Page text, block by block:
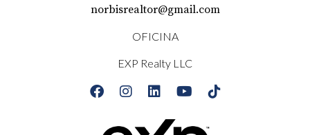
norbisrealtor@gmail.com
OFICINA
EXP Realty LLC